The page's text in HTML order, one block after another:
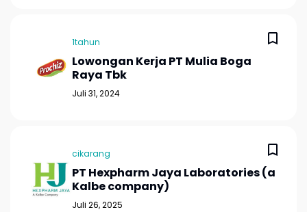
1tahun
Lowongan Kerja PT Mulia Boga
Raya Tbk
Juli 31, 2024
cikarang
PT Hexpharm Jaya Laboratories (a
Kalbe company)
Juli 26, 2025